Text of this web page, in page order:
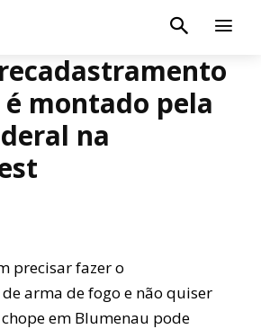
montado pela
na
precisar fazer o
arma de fogo e não quiser
em Blumenau pode